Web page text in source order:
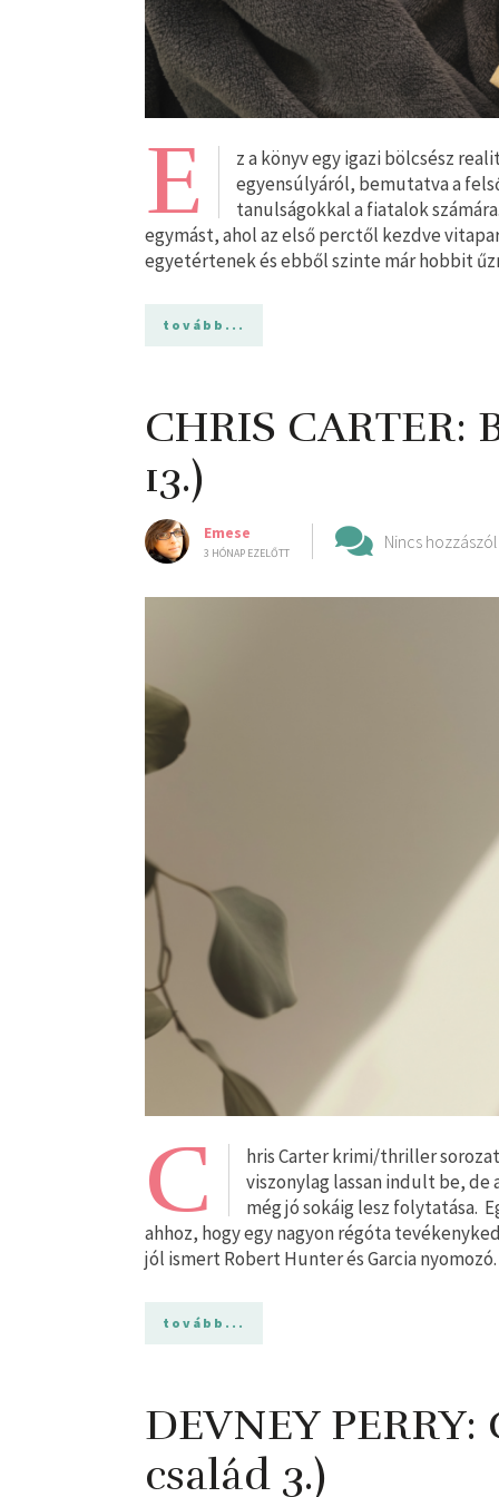
E
z a könyv egy igazi bölcsész
egyensúlyáról, bemutatva a
tanulságokkal a fiatalok
egymást, ahol az első perctől kezdve
egyetértenek és ebből szinte már hobbit
tovább...
CHRIS CARTER:
13.)
Emese
3 HÓNAP EZELŐTT
Nincs
C
hris Carter krimi/thriller
viszonylag lassan indult be,
még jó sokáig lesz folytatása.
ahhoz, hogy egy nagyon régóta
jól ismert Robert Hunter és Garcia
tovább...
DEVNEY
család 3.)